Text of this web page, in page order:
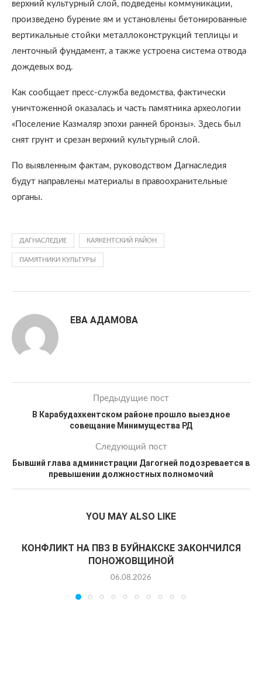
верхний культурный слой, подведены коммуникации,
произведено бурение ям и установлены бетонированные
вертикальные стойки металлоконструкций теплицы и
ленточный фундамент, а также устроена система отвода
дождевых вод.
Как сообщает пресс-служба ведомства, фактически
уничтоженной оказалась и часть памятника археологии
«Поселение Казмаляр эпохи ранней бронзы». Здесь был
снят грунт и срезан верхний культурный слой.
По выявленным фактам, руководством Дагнаследия
будут направлены материалы в правоохранительные
органы.
ДАГНАСЛЕДИЕ КАЯКЕНТСКИЙ РАЙОН
ПАМЯТНИКИ КУЛЬТУРЫ
ЕВА АДАМОВА
Предыдущие пост
В Карабудахкентском районе прошло выездное
совещание Минимущества РД
Следующий пост
Бывший глава администрации Дагогней подозревается в
превышении должностных полномочий
YOU MAY ALSO LIKE
КОНФЛИКТ НА ПВЗ В БУЙНАКСКЕ ЗАКОНЧИЛСЯ
ПОНОЖОВЩИНОЙ
06.08.2026